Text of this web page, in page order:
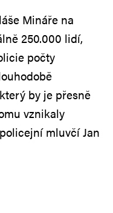
Mináře na
250.000 lidí,
počty
by je přesně
vznikaly
mluvčí Jan